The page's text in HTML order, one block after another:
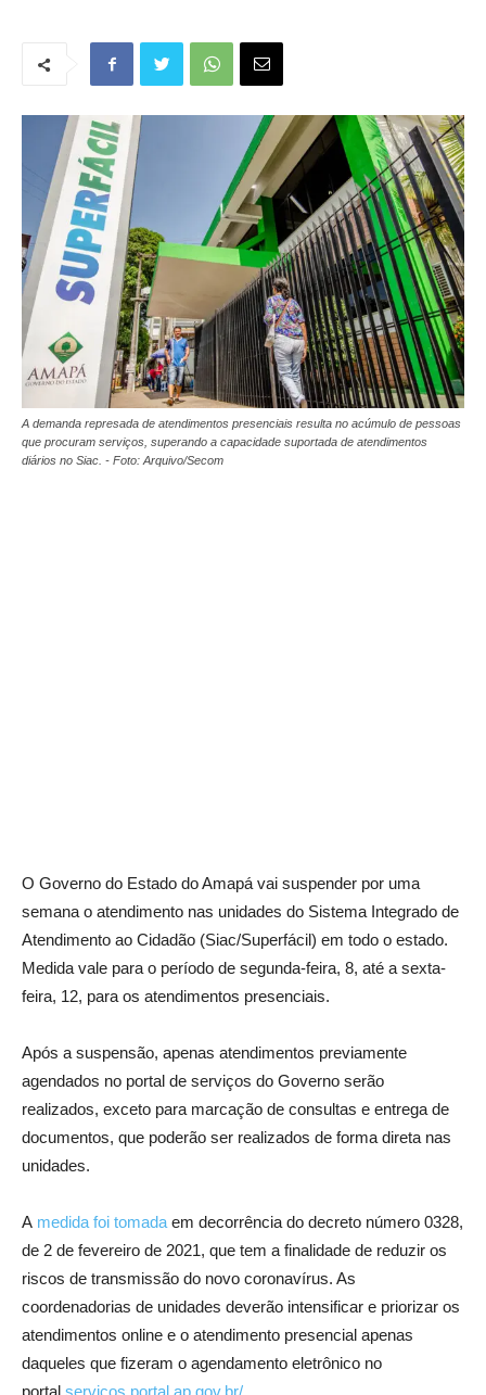
A demanda represada de atendimentos presenciais resulta no acúmulo de pessoas
que procuram serviços, superando a capacidade suportada de atendimentos
diários no Siac. - Foto: Arquivo/Secom
O Governo do Estado do Amapá vai suspender por uma
semana o atendimento nas unidades do Sistema Integrado de
Atendimento ao Cidadão (Siac/Superfácil) em todo o estado.
Medida vale para o período de segunda-feira, 8, até a sexta-
feira, 12, para os atendimentos presenciais.
Após a suspensão, apenas atendimentos previamente
agendados no portal de serviços do Governo serão
realizados, exceto para marcação de consultas e entrega de
documentos, que poderão ser realizados de forma direta nas
unidades.
A medida foi tomada em decorrência do decreto número 0328,
de 2 de fevereiro de 2021, que tem a finalidade de reduzir os
riscos de transmissão do novo coronavírus. As
coordenadorias de unidades deverão intensificar e priorizar os
atendimentos online e o atendimento presencial apenas
daqueles que fizeram o agendamento eletrônico no